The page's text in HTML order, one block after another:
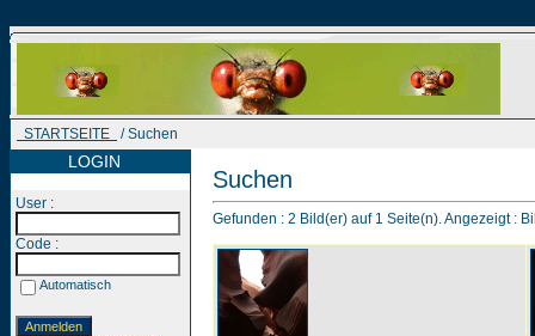
STARTSEITE / Suchen
LOGIN
User :
Code :
Automatisch
Suchen
Gefunden : 2 Bild(er) auf 1 Seite(n). Angezeigt :